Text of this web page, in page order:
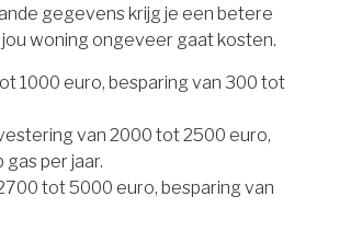
gegevens krijg je een betere
woning ongeveer gaat kosten.
1000 euro, besparing van 300 tot
van 2000 tot 2500 euro,
per jaar.
tot 5000 euro, besparing van